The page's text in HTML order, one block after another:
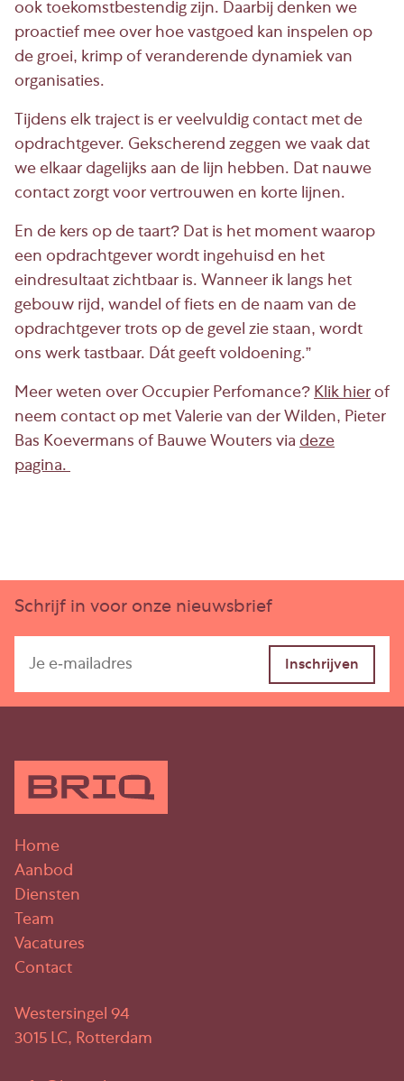
ook toekomstbestendig zijn. Daarbij denken we
proactief mee over hoe vastgoed kan inspelen op
de groei, krimp of veranderende dynamiek van
organisaties.
Tijdens elk traject is er veelvuldig contact met de
opdrachtgever. Gekscherend zeggen we vaak dat
we elkaar dagelijks aan de lijn hebben. Dat nauwe
contact zorgt voor vertrouwen en korte lijnen.
En de kers op de taart? Dat is het moment waarop
een opdrachtgever wordt ingehuisd en het
eindresultaat zichtbaar is. Wanneer ik langs het
gebouw rijd, wandel of fiets en de naam van de
opdrachtgever trots op de gevel zie staan, wordt
ons werk tastbaar. Dát geeft voldoening.”
Meer weten over Occupier Perfomance? Klik hier of
neem contact op met Valerie van der Wilden, Pieter
Bas Koevermans of Bauwe Wouters via deze
pagina.
Schrijf in voor onze nieuwsbrief
Home
Aanbod
Diensten
Team
Vacatures
Contact
Westersingel 94
3015 LC, Rotterdam